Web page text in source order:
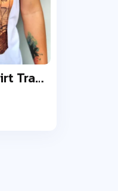
Unkonscious Shirt Trance Global Fam